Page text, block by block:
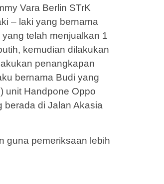
Vara Berlin STrK
– laki yang bernama
telah menjualkan 1
kemudian dilakukan
penangkapan
bernama Budi yang
unit Handpone Oppo
berada di Jalan Akasia
guna pemeriksaan lebih